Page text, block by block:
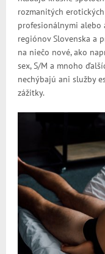
rozmanitých
profesionálnymi alebo
regiónov Slovenska a
na niečo nové, ako
sex, S/M a mnoho
nechýbajú ani služby
zážitky.